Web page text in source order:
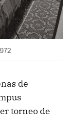
de
torneo de